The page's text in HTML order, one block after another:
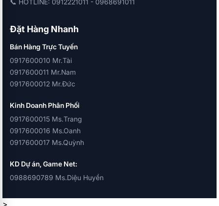
Đặt Hàng Nhanh
Bán Hàng Trực Tuyến
0917600010 Mr.Tài
0917600011 Mr.Nam
0917600012 Mr.Đức
Kinh Doanh Phân Phối
0917600015 Ms.Trang
0917600016 Ms.Oanh
0917600017 Ms.Quỳnh
KD Dự án, Game Net:
0988690789 Ms.Diệu Huyền
>